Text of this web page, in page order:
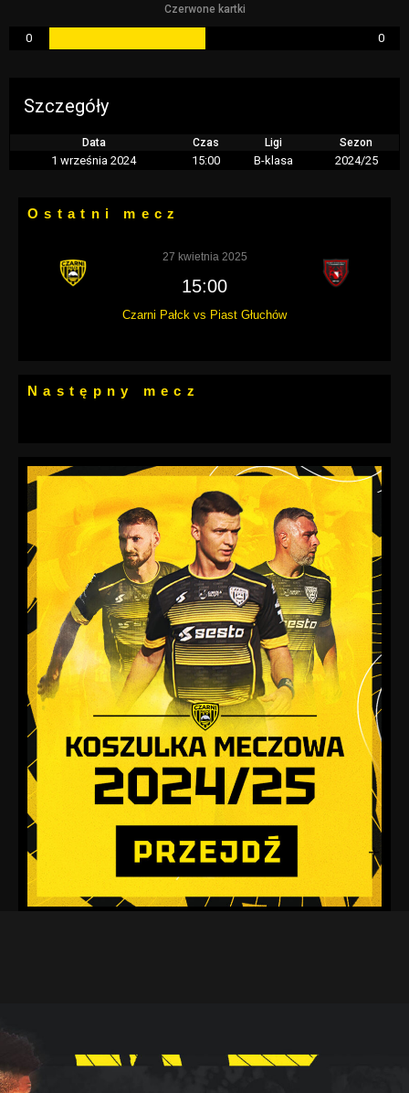
Czerwone kartki
0 0
Szczegóły
Data Czas Ligi Sezon
1 września 2024 15:00 B-klasa 2024/25
Ostatni mecz
27 kwietnia 2025
15:00
Czarni Pałck vs Piast Głuchów
Następny mecz